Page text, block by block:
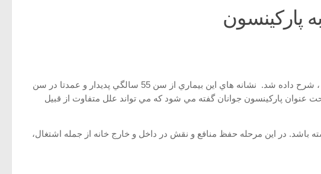
پارکینسون
بيماري پاركينسون از گروه بيماريهاي سيستم اكستراپيراميدال و پيشرونده حركتي است كه اولين بار توسط جيمز پاركينسون ، شرح داده شد. نشانه هاي اين بيماري از سن 55 سالگي پديدار و عمدتا در سن
در سنين جواني ايجاد شود تحت عنوان پارکينسون جوانان گفته مي شود كه مي تواند علل متفاوت از قبيل
باشد. در اين مرحله حفظ منافع و نقش در داخل و خارج خانه از جمله اشتغال،